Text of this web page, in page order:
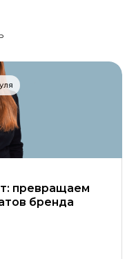
превращаем
бренда